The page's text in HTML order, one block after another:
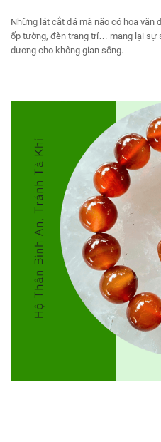
Những lát cắt đá mã não có hoa văn
ốp tường, đèn trang trí… mang lại sự
dương cho không gian sống.